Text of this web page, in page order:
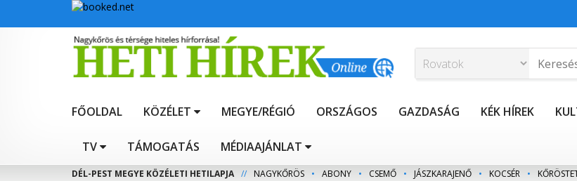
FŐOLDAL KÖZÉLET MEGYE/RÉGIÓ ORSZÁGOS GAZDASÁG KÉK HÍREK
TV TÁMOGATÁS MÉDIAAJÁNLAT
DÉL-PEST MEGYE KÖZÉLETI HETILAPJA // NAGYKŐRÖS • ABONY • CSEMŐ • JÁSZKARAJENŐ • KOCSÉR •